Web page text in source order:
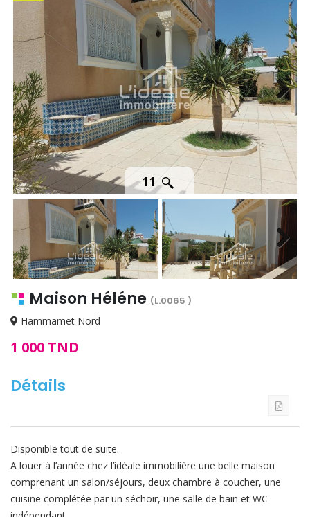
11
Next
Next
Maison Héléne (L.0065 )
Hammamet Nord
1 000 TND
Détails
Disponible tout de suite.
A louer à l’année chez l’idéale immobilière une belle maison
comprenant un salon/séjours, deux chambre à coucher, une
cuisine complétée par un séchoir, une salle de bain et WC